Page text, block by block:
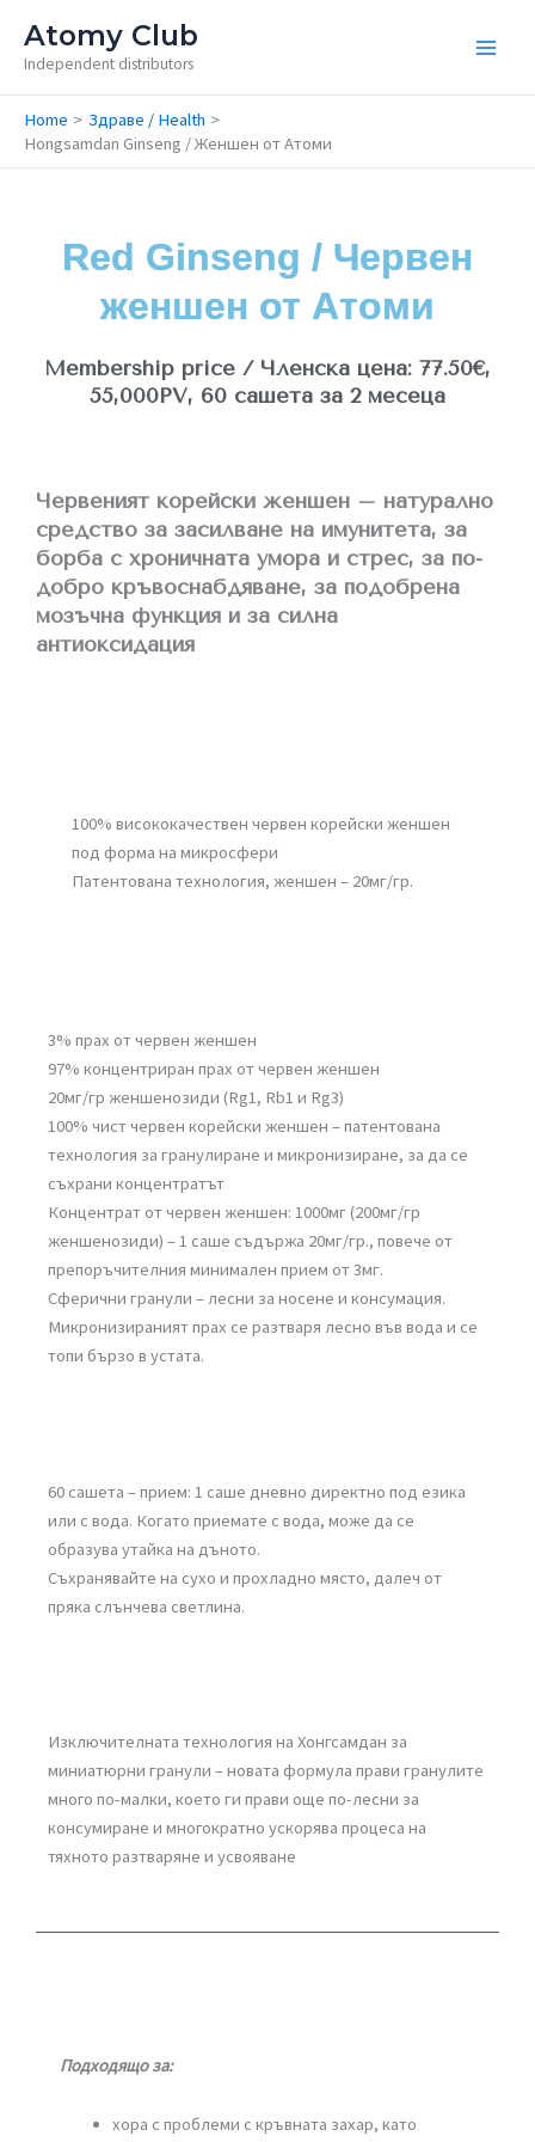
content
Atomy Club
Independent distributors
Home
Здраве / Health
Hongsamdan Ginseng / Женшен от Атоми
Red Ginseng / Червен
женшен от Атоми​
Membership price / Членска цена: 77.50€,
55,000PV, 60 сашета за 2 месеца​
Червеният корейски женшен – натурално
средство за засилване на имунитета, за
борба с хроничната умора и стрес, за по-
добро кръвоснабдяване, за подобрена
мозъчна функция и за силна
антиоксидация
100% висококачествен червен корейски женшен
под форма на микросфери
Патентована технология, женшен – 20мг/гр.
3% прах от червен женшен
97% концентриран прах от червен женшен
20мг/гр женшенозиди (Rg1, Rb1 и Rg3)
100% чист червен корейски женшен – патентована
технология за гранулиране и микронизиране, за да се
съхрани концентратът
Концентрат от червен женшен: 1000мг (200мг/гр
женшенозиди) – 1 саше съдържа 20мг/гр., повече от
препоръчителния минимален прием от 3мг.
Сферични гранули – лесни за носене и консумация.
Микронизираният прах се разтваря лесно във вода и се
топи бързо в устата.
60 сашета – прием: 1 саше дневно директно под езика
или с вода. Когато приемате с вода, може да се
образува утайка на дъното.
Съхранявайте на сухо и прохладно място, далеч от
пряка слънчева светлина.
Изключителната технология на Хонгсамдан за
миниатюрни гранули – новата формула прави гранулите
много по-малки, което ги прави още по-лесни за
консумиране и многократно ускорява процеса на
тяхното разтваряне и усвояване
Подходящо за:
хора с проблеми с кръвната захар, като